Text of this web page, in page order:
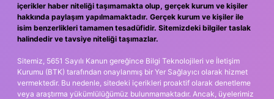
içerikler haber niteliği taşımamakta olup, gerçek kurum ve kişiler
hakkında paylaşım yapılmamaktadır. Gerçek kurum ve kişiler ile
isim benzerlikleri tamamen tesadüfidir. Sitemizdeki bilgiler taslak
halindedir ve tavsiye niteliği taşımazlar.
Sitemiz, 5651 Sayılı Kanun gereğince Bilgi Teknolojileri ve İletişim
Kurumu (BTK) tarafından onaylanmış bir Yer Sağlayıcı olarak hizmet
vermektedir. Bu nedenle, sitedeki içerikleri proaktif olarak denetleme
veya araştırma yükümlülüğümüz bulunmamaktadır. Ancak, üyelerimiz